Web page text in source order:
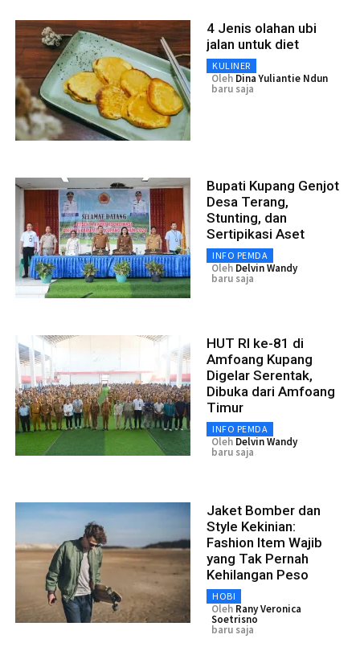
4 Jenis olahan ubi
jalan untuk diet
KULINER
Oleh Dina Yuliantie Ndun
baru saja
Bupati Kupang Genjot
Desa Terang,
Stunting, dan
Sertipikasi Aset
INFO PEMDA
Oleh Delvin Wandy
baru saja
HUT RI ke-81 di
Amfoang Kupang
Digelar Serentak,
Dibuka dari Amfoang
Timur
INFO PEMDA
Oleh Delvin Wandy
baru saja
Jaket Bomber dan
Style Kekinian:
Fashion Item Wajib
yang Tak Pernah
Kehilangan Peso
HOBI
Oleh Rany Veronica
Soetrisno
baru saja